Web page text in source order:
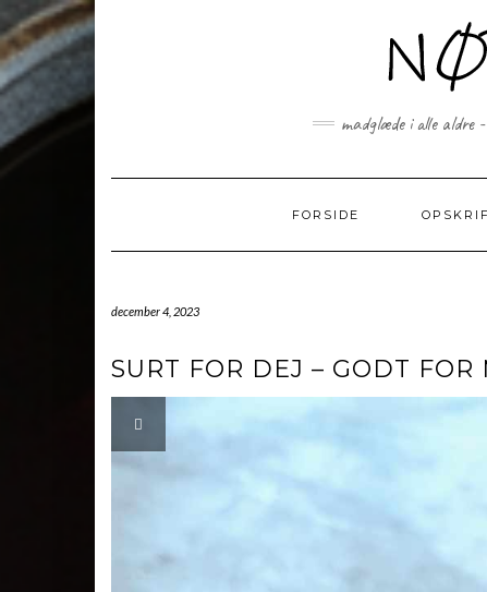
to
content
madglæde i alle aldre
FORSIDE
december 4, 2023
SURT FOR DEJ – GODT FOR